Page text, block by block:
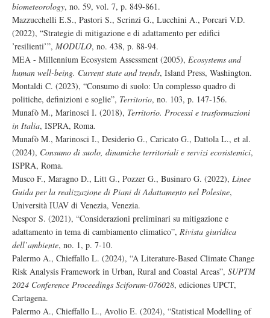
biometeorology, no. 59, vol. 7, p. 849-861.
Mazzucchelli E.S., Pastori S., Scrinzi G., Lucchini A., Porcari V.D.
(2022), “Strategie di mitigazione e di adattamento per edifici
’resilienti’”, MODULO, no. 438, p. 88-94.
MEA - Millennium Ecosystem Assessment (2005), Ecosystems and
human well-being. Current state and trends, Island Press, Washington.
Montaldi C. (2023), “Consumo di suolo: Un complesso quadro di
politiche, definizioni e soglie”, Territorio, no. 103, p. 147-156.
Munafò M., Marinosci I. (2018), Territorio. Processi e trasformazioni
in Italia, ISPRA, Roma.
Munafò M., Marinosci I., Desiderio G., Caricato G., Dattola L., et al.
(2024), Consumo di suolo, dinamiche territoriali e servizi ecosistemici,
ISPRA, Roma.
Musco F., Maragno D., Litt G., Pozzer G., Businaro G. (2022), Linee
Guida per la realizzazione di Piani di Adattamento nel Polesine,
Università IUAV di Venezia, Venezia.
Nespor S. (2021), “Considerazioni preliminari su mitigazione e
adattamento in tema di cambiamento climatico”, Rivista giuridica
dell’ambiente, no. 1, p. 7-10.
Palermo A., Chieffallo L. (2024), “A Literature-Based Climate Change
Risk Analysis Framework in Urban, Rural and Coastal Areas”, SUPTM
2024 Conference Proceedings Sciforum-076028, ediciones UPCT,
Cartagena.
Palermo A., Chieffallo L., Avolio E. (2024), “Statistical Modelling of